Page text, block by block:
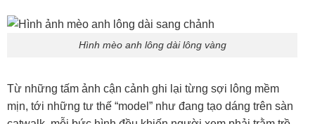
Hình mèo anh lông dài lông vàng
Từ những tấm ảnh cận cảnh ghi lại từng sợi lông mềm
mịn, tới những tư thế “model” như đang tạo dáng trên sàn